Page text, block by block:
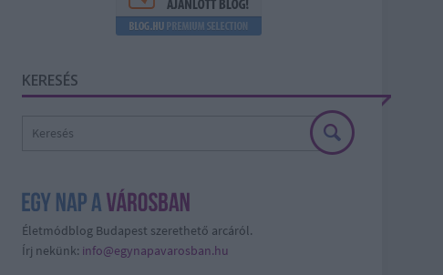
KERESÉS
Életmódblog Budapest szerethető arcáról.
Írj nekünk: info@egynapavarosban.hu